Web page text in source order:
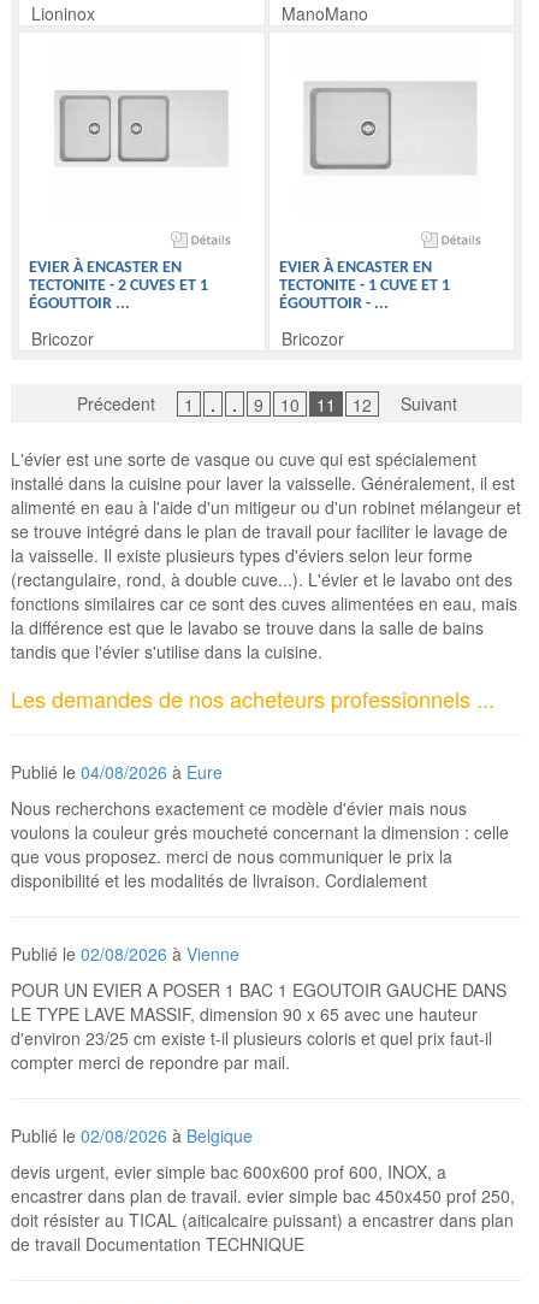
Lioninox ManoMano
EVIER À ENCASTER EN
TECTONITE - 2 CUVES ET 1
ÉGOUTTOIR ...
Bricozor
EVIER À ENCASTER EN
TECTONITE - 1 CUVE ET 1
ÉGOUTTOIR - ...
Bricozor
Précedent 1 . . 9 10 11 12 Suivant
L'évier est une sorte de vasque ou cuve qui est spécialement
installé dans la cuisine pour laver la vaisselle. Généralement, il est
alimenté en eau à l'aide d'un mitigeur ou d'un robinet mélangeur et
se trouve intégré dans le plan de travail pour faciliter le lavage de
la vaisselle. Il existe plusieurs types d'éviers selon leur forme
(rectangulaire, rond, à double cuve...). L'évier et le lavabo ont des
fonctions similaires car ce sont des cuves alimentées en eau, mais
la différence est que le lavabo se trouve dans la salle de bains
tandis que l'évier s'utilise dans la cuisine.
Les demandes de nos acheteurs professionnels ...
Publié le04/08/2026 à Eure
Nous recherchons exactement ce modèle d'évier mais nous
voulons la couleur grés moucheté concernant la dimension : celle
que vous proposez. merci de nous communiquer le prix la
disponibilité et les modalités de livraison. Cordialement
Publié le02/08/2026 àVienne
POUR UN EVIER A POSER 1 BAC 1 EGOUTOIR GAUCHE DANS
LE TYPE LAVE MASSIF, dimension 90 x 65 avec une hauteur
d'environ 23/25 cm existe t-il plusieurs coloris et quel prix faut-il
compter merci de repondre par mail.
Publié le02/08/2026 à Belgique
devis urgent, evier simple bac 600x600 prof 600, INOX, a
encastrer dans plan de travail. evier simple bac 450x450 prof 250,
doit résister au TICAL (aiticalcaire puissant) a encastrer dans plan
de travail Documentation TECHNIQUE